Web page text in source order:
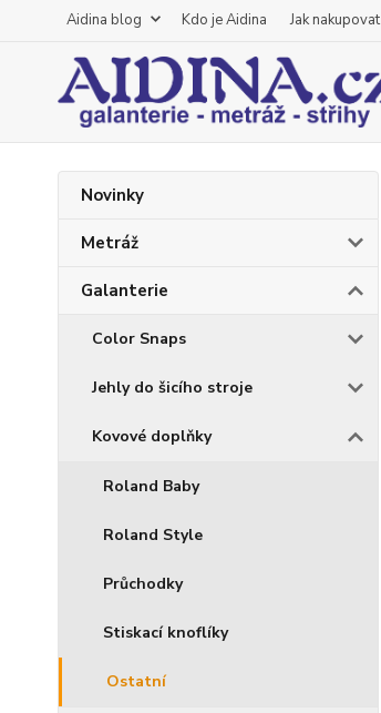
Aidina blog Kdo je Aidina Jak nakupovat
Novinky
Metráž
Galanterie
Color Snaps
Jehly do šicího stroje
Kovové doplňky
Roland Baby
Roland Style
Průchodky
Stiskací knoflíky
Ostatní